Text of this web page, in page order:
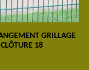
GRILLAGE
18